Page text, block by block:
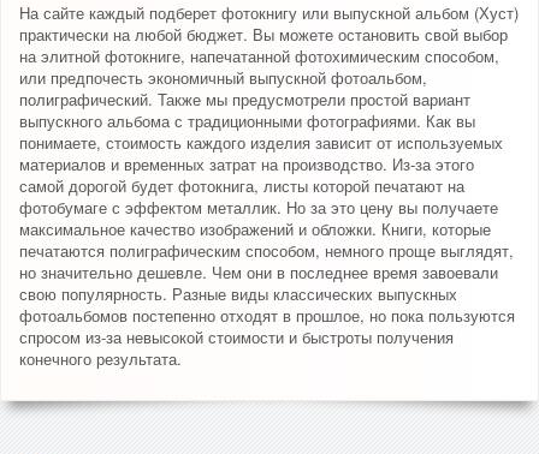
На сайте каждый подберет фотокнигу или выпускной альбом (Хуст)
практически на любой бюджет. Вы можете остановить свой выбор
на элитной фотокниге, напечатанной фотохимическим способом,
или предпочесть экономичный выпускной фотоальбом,
полиграфический. Также мы предусмотрели простой вариант
выпускного альбома с традиционными фотографиями. Как вы
понимаете, стоимость каждого изделия зависит от используемых
материалов и временных затрат на производство. Из-за этого
самой дорогой будет фотокнига, листы которой печатают на
фотобумаге с эффектом металлик. Но за это цену вы получаете
максимальное качество изображений и обложки. Книги, которые
печатаются полиграфическим способом, немного проще выглядят,
но значительно дешевле. Чем они в последнее время завоевали
свою популярность. Разные виды классических выпускных
фотоальбомов постепенно отходят в прошлое, но пока пользуются
спросом из-за невысокой стоимости и быстроты получения
конечного результата.